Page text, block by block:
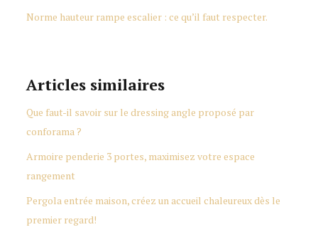
Norme hauteur rampe escalier : ce qu’il faut respecter.
Articles similaires
Que faut-il savoir sur le dressing angle proposé par
conforama ?
Armoire penderie 3 portes, maximisez votre espace
rangement
Pergola entrée maison, créez un accueil chaleureux dès le
premier regard!